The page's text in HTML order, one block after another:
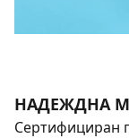
НАДЕЖДНА
Сертифициран